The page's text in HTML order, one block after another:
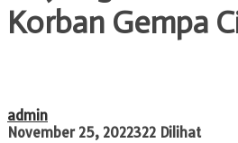
Korban Gempa
admin
November 25, 2022322 Dilihat